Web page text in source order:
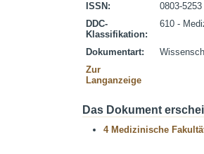
ISSN:
0803-5253
DDC-
Klassifikation:
610 -
Dokumentart:
Zur
Langanzeige
Das Dokument
4 Medizinische